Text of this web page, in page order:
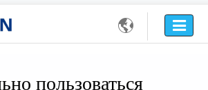

пользоваться